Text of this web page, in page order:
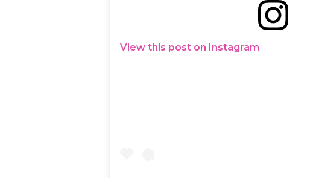
View this post on Instagram